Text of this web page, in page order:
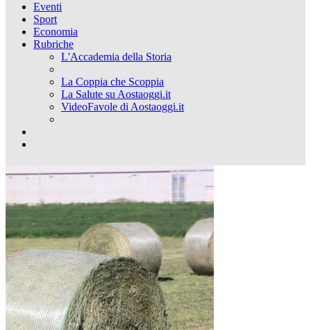
Eventi
Sport
Economia
Rubriche
L'Accademia della Storia
La Coppia che Scoppia
La Salute su Aostaoggi.it
VideoFavole di Aostaoggi.it